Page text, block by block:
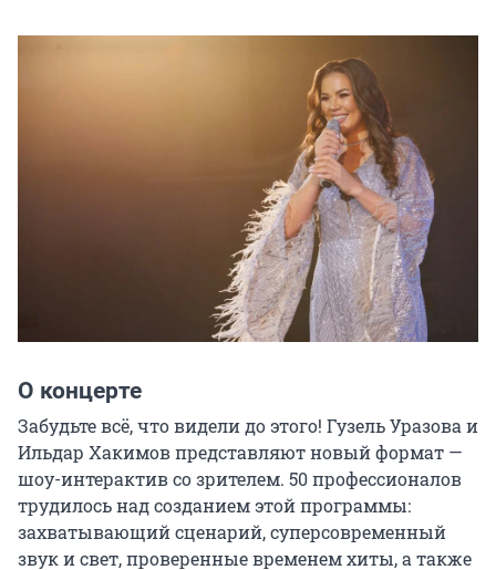
О концерте
Забудьте всё, что видели до этого! Гузель Уразова и
Ильдар Хакимов представляют новый формат —
шоу-интерактив со зрителем. 50 профессионалов
трудилось над созданием этой программы:
захватывающий сценарий, суперсовременный
звук и свет, проверенные временем хиты, а также